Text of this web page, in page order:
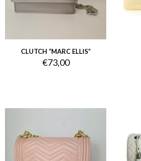
CLUTCH “MARC ELLIS”
€73,00